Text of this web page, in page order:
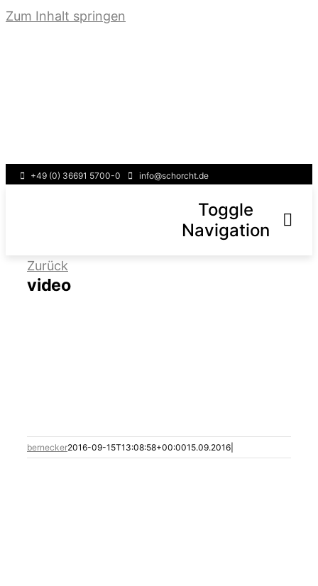
Zum Inhalt springen
+49 (0) 36691 5700-0 info@schorcht.de
Toggle
Navigation
Zurück
video
bernecker2016-09-15T13:08:58+00:0015.09.2016